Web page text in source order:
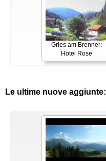
Gries am Brenner:
Hotel Rose
Le ultime nuove aggiunte: